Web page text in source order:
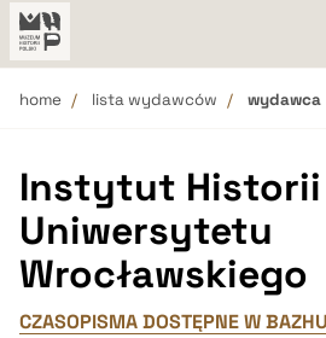
home lista wydawców wydawca
Instytut Historii
Uniwersytetu
Wrocławskiego
CZASOPISMA DOSTĘPNE W